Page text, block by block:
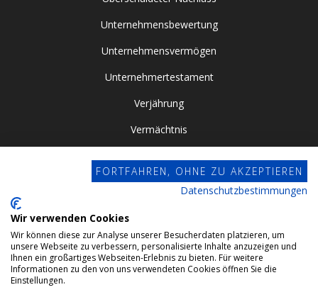
Unternehmensbewertung
Unternehmensvermögen
Unternehmertestament
Verjährung
Vermächtnis
Vorsorgevollmacht
Datenschutz
Impressum
FORTFAHREN, OHNE ZU AKZEPTIEREN
Datenschutzbestimmungen
Wir verwenden Cookies
Wir können diese zur Analyse unserer Besucherdaten platzieren, um
unsere Webseite zu verbessern, personalisierte Inhalte anzuzeigen und
Ihnen ein großartiges Webseiten-Erlebnis zu bieten. Für weitere
Informationen zu den von uns verwendeten Cookies öffnen Sie die
Einstellungen.